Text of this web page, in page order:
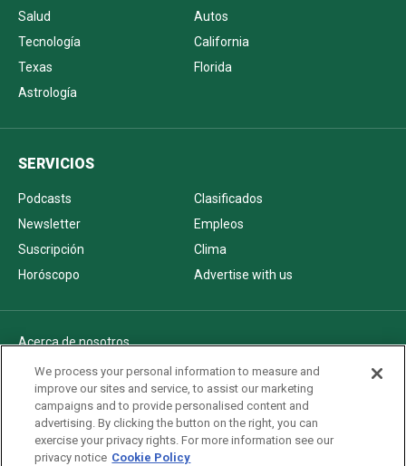
Salud
Autos
Tecnología
California
Texas
Florida
Astrología
SERVICIOS
Podcasts
Clasificados
Newsletter
Empleos
Suscripción
Clima
Horóscopo
Advertise with us
Acerca de nosotros
Politica de privacidad
Pautas Editoriales
AdChoices
Advertise with us
We process your personal information to measure and
improve our sites and service, to assist our marketing
campaigns and to provide personalised content and
advertising. By clicking the button on the right, you can
exercise your privacy rights. For more information see our
privacy notice Cookie Policy